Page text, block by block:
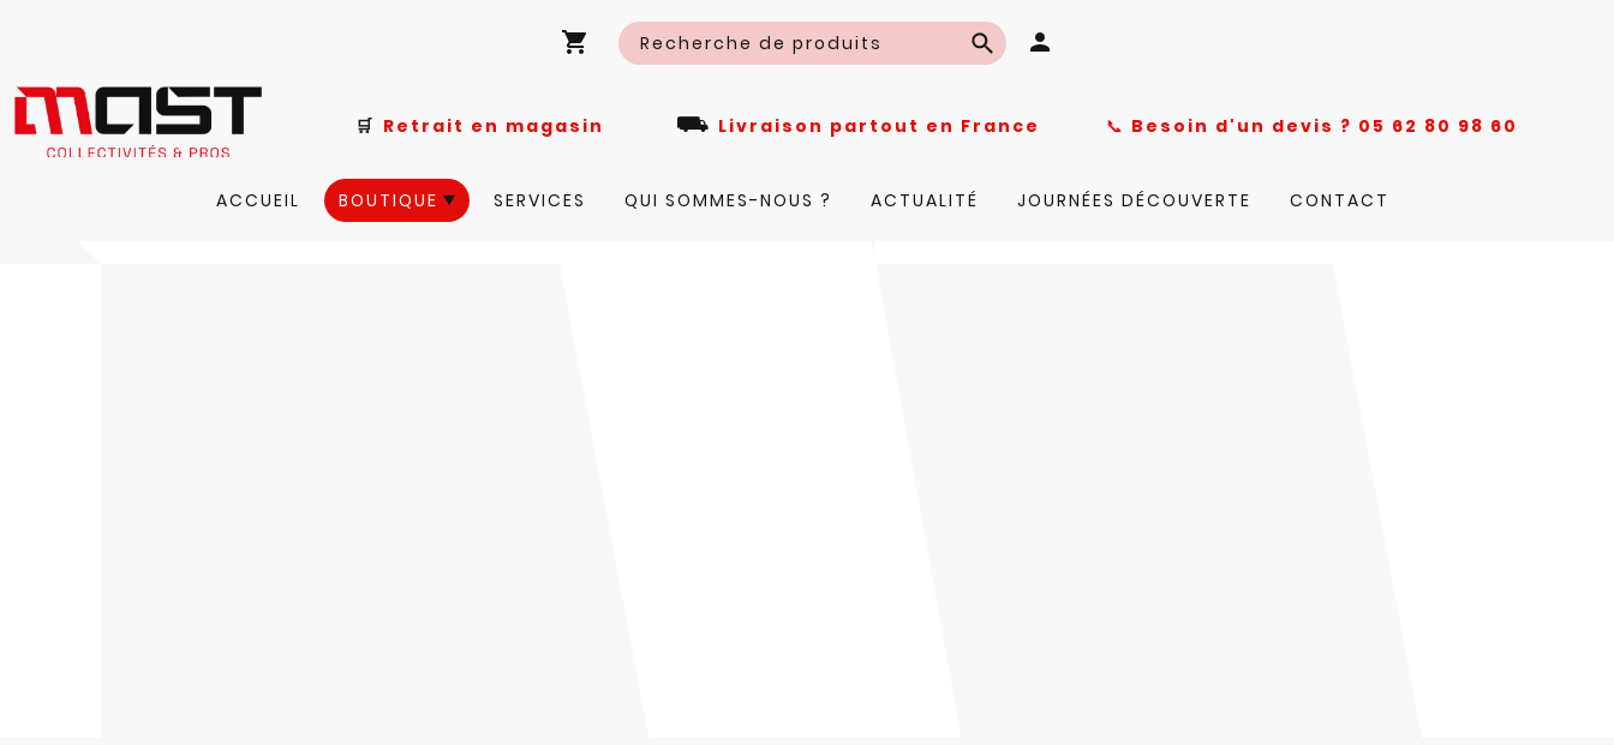
🛒 Retrait en magasin ⛟ Livraison partout en France 📞 Besoin d'un devis ? 05 62 80 98 60
ACCUEIL BOUTIQUE SERVICES QUI SOMMES-NOUS ? ACTUALITÉ JOURNÉES DÉCOUVERTE CONTACT